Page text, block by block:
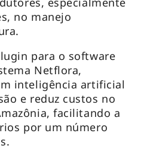
no manejo
para o software
Netflora,
inteligência artificial
e reduz custos no
facilitando a
por um número